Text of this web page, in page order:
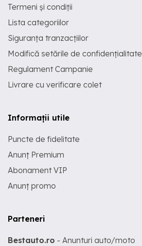
Termeni și condiții
Lista categoriilor
Siguranța tranzacțiilor
Modifică setările de confidențialitate
Regulament Campanie
Livrare cu verificare colet
Informații utile
Puncte de fidelitate
Anunț Premium
Abonament VIP
Anunț promo
Parteneri
Bestauto.ro - Anunturi auto/moto